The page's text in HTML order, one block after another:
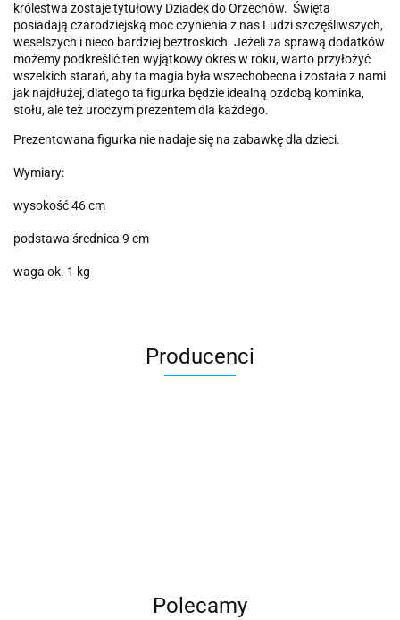
królestwa zostaje tytułowy Dziadek do Orzechów. Święta
posiadają czarodziejską moc czynienia z nas Ludzi szczęśliwszych,
weselszych i nieco bardziej beztroskich. Jeżeli za sprawą dodatków
możemy podkreślić ten wyjątkowy okres w roku, warto przyłożyć
wszelkich starań, aby ta magia była wszechobecna i została z nami
jak najdłużej, dlatego ta figurka będzie idealną ozdobą kominka,
stołu, ale też uroczym prezentem dla każdego.
Prezentowana figurka nie nadaje się na zabawkę dla dzieci.
Wymiary:
wysokość 46 cm
podstawa średnica 9 cm
waga ok. 1 kg
Producenci
Polecamy